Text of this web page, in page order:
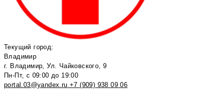
Текущий город:
Владимир
г. Владимир, Ул. Чайковского, 9
Пн-Пт, с 09:00 до 19:00
portal.03@yandex.ru +7 (909) 938 09 06